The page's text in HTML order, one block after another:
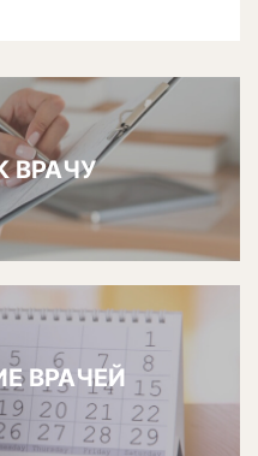
ВРАЧУ
ВРАЧЕЙ